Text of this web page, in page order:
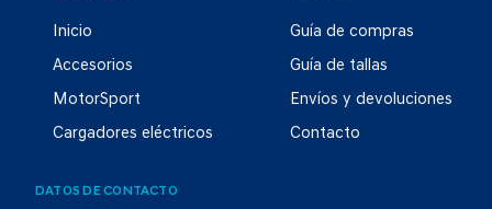
Inicio
Accesorios
MotorSport
Cargadores eléctricos
Guía de compras
Guía de tallas
Envíos y devoluciones
Contacto
DATOS DE CONTACTO